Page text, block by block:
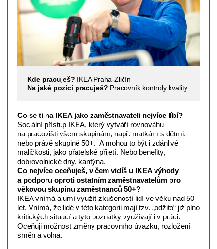
Kde pracuješ? IKEA Praha-Zličín
Na jaké pozici pracuješ? Pracovník kontroly kvality
Co se ti na IKEA jako zaměstnavateli nejvíce líbí?
Sociální přístup IKEA, který vytváří rovnováhu
na pracovišti všem skupinám, např. matkám s dětmi,
nebo právě skupině 50+. A mohou to být i zdánlivé
maličkosti, jako přátelské přijetí. Nebo benefity,
dobrovolnické dny, kantýna.
Co nejvíce oceňuješ, v čem vidíš u IKEA výhody
a podporu oproti ostatním zaměstnavatelům pro
věkovou skupinu zaměstnanců 50+?
IKEA vnímá a umí využít zkušeností lidí ve věku nad 50
let. Vnímá, že lidé v této kategorii mají tzv. „odžito“ již plno
kritických situací a tyto poznatky využívají i v práci.
Oceňuji možnost změny pracovního úvazku, rozložení
směn a volna.